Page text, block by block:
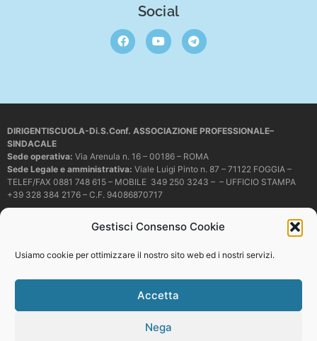
Gestisci Consenso Cookie
Usiamo cookie per ottimizzare il nostro sito web ed i nostri servizi.
Accetta
Nega
Social
DIRIGENTISCUOLA-Di.S.Conf. ASSOCIAZIONE PROFESSIONALE–
SINDACALE
Sede operativa: Via Arenula n. 16 – 00186 – ROMA
Sede Legale e amministrativa: Viale Luigi Pinto n. 87 – 71122 FOGGIA –
TELEF/FAX 0881 748 615 – MOBILE 349 250 3243 – – UFFICIO STAMPA
+39 328 384 2176 – C.F. 94086870717
dirigentiscuola@pec.it
copiare o riprodurre in alcun modo i contenuti presenti in questo sito se non